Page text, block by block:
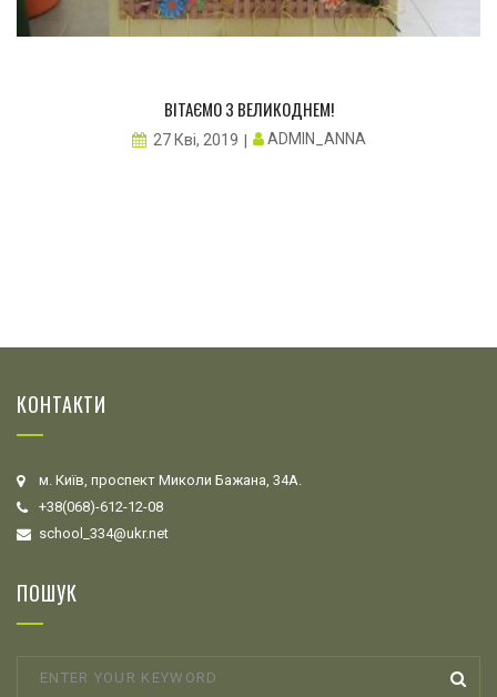
ВІТАЄМО З ВЕЛИКОДНЕМ!
27 Кві, 2019 ADMIN_ANNA
КОНТАКТИ
м. Київ, проспект Миколи Бажана, 34А.
+38(068)-612-12-08
school_334@ukr.net
ПОШУК